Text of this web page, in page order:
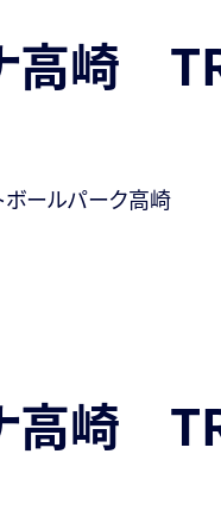
高崎
ールパーク高崎
高崎